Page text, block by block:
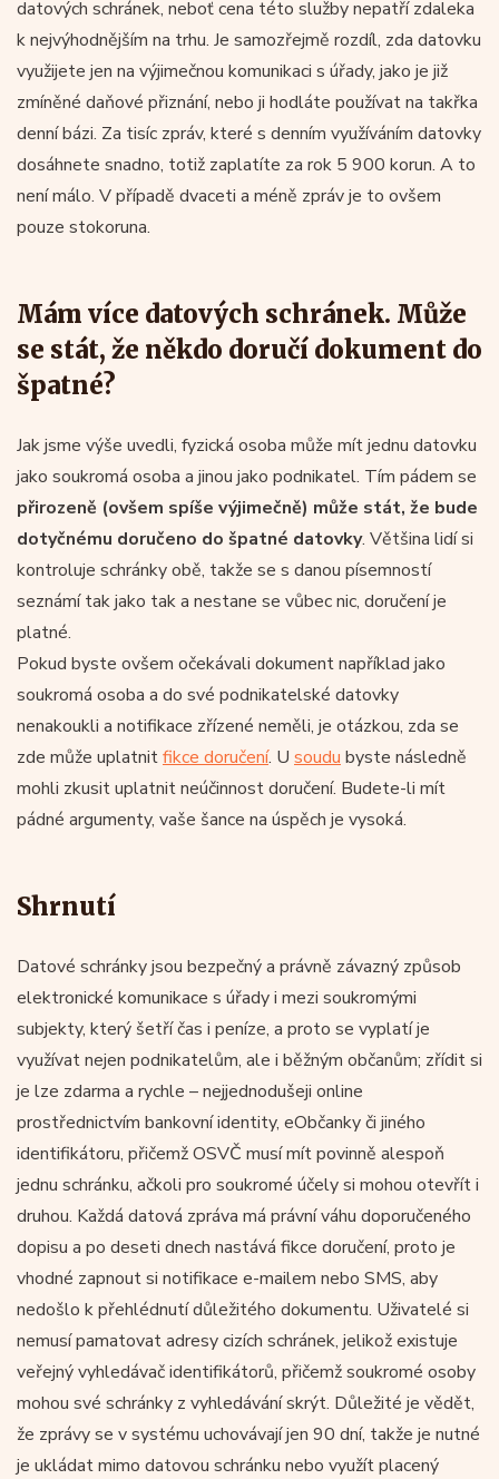
datových schránek, neboť cena této služby nepatří zdaleka
k nejvýhodnějším na trhu. Je samozřejmě rozdíl, zda datovku
využijete jen na výjimečnou komunikaci s úřady, jako je již
zmíněné daňové přiznání, nebo ji hodláte používat na takřka
denní bázi. Za tisíc zpráv, které s denním využíváním datovky
dosáhnete snadno, totiž zaplatíte za rok 5 900 korun. A to
není málo. V případě dvaceti a méně zpráv je to ovšem
pouze stokoruna.
Mám více datových schránek. Může
se stát, že někdo doručí dokument do
špatné?
Jak jsme výše uvedli, fyzická osoba může mít jednu datovku
jako soukromá osoba a jinou jako podnikatel. Tím pádem se
přirozeně (ovšem spíše výjimečně) může stát, že bude
dotyčnému doručeno do špatné datovky. Většina lidí si
kontroluje schránky obě, takže se s danou písemností
seznámí tak jako tak a nestane se vůbec nic, doručení je
platné.
Pokud byste ovšem očekávali dokument například jako
soukromá osoba a do své podnikatelské datovky
nenakoukli a notifikace zřízené neměli, je otázkou, zda se
zde může uplatnitfikce doručení. U soudu byste následně
mohli zkusit uplatnit neúčinnost doručení. Budete-li mít
pádné argumenty, vaše šance na úspěch je vysoká.
Shrnutí
Datové schránky jsou bezpečný a právně závazný způsob
elektronické komunikace s úřady i mezi soukromými
subjekty, který šetří čas i peníze, a proto se vyplatí je
využívat nejen podnikatelům, ale i běžným občanům; zřídit si
je lze zdarma a rychle – nejjednodušeji online
prostřednictvím bankovní identity, eObčanky či jiného
identifikátoru, přičemž OSVČ musí mít povinně alespoň
jednu schránku, ačkoli pro soukromé účely si mohou otevřít i
druhou. Každá datová zpráva má právní váhu doporučeného
dopisu a po deseti dnech nastává fikce doručení, proto je
vhodné zapnout si notifikace e-mailem nebo SMS, aby
nedošlo k přehlédnutí důležitého dokumentu. Uživatelé si
nemusí pamatovat adresy cizích schránek, jelikož existuje
veřejný vyhledávač identifikátorů, přičemž soukromé osoby
mohou své schránky z vyhledávání skrýt. Důležité je vědět,
že zprávy se v systému uchovávají jen 90 dní, takže je nutné
je ukládat mimo datovou schránku nebo využít placený